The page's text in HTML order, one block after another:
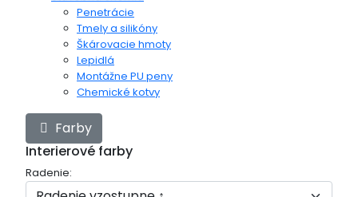
Penetrácie
Tmely a silikóny
Škárovacie hmoty
Lepidlá
Montážne PU peny
Chemické kotvy
Farby
Interierové farby
Radenie: